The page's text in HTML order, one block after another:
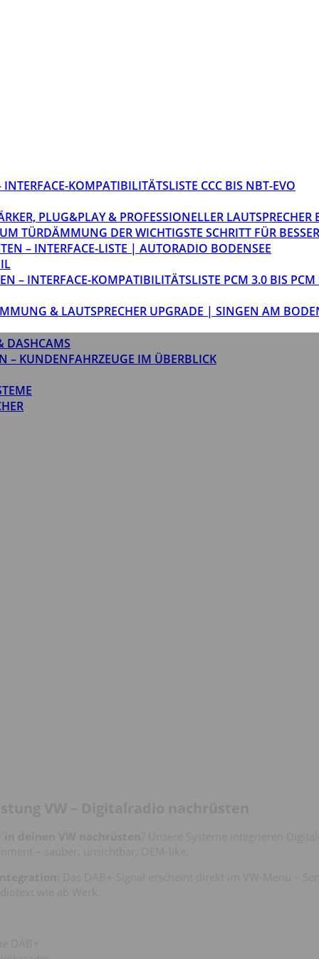
KOMPATIBILITÄTSLISTE CCC BIS NBT-EVO
PLUG&PLAY & PROFESSIONELLER LAUTSPRECHER
TÜRDÄMMUNG DER WICHTIGSTE SCHRITT FÜR
– INTERFACE-LISTE | AUTORADIO BODENSEE
– INTERFACE-KOMPATIBILITÄTSLISTE PCM 3.0 BIS PCM
& LAUTSPRECHER UPGRADE | SINGEN AM
DASHCAMS
– KUNDENFAHRZEUGE IM ÜBERBLICK